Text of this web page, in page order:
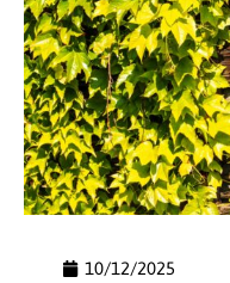
10/12/2025